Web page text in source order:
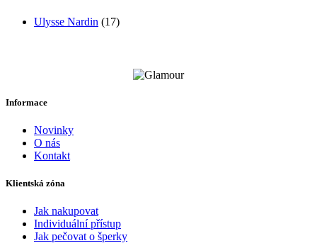
Ulysse Nardin (17)
Informace
Novinky
O nás
Kontakt
Klientská zóna
Jak nakupovat
Individuální přístup
Jak pečovat o šperky